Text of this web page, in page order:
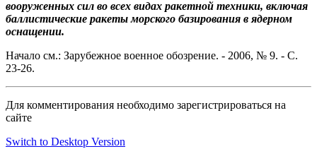
вооруженных сил во всех видах ракетной техники, включая
баллистические ракеты морского базирования в ядерном
оснащении.
Начало см.: Зарубежное военное обозрение. - 2006, № 9. - С.
23-26.
Для комментирования необходимо зарегистрироваться на
сайте
Switch to Desktop Version